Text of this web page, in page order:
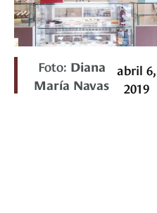
Foto: Diana
María Navas
abril 6,
2019